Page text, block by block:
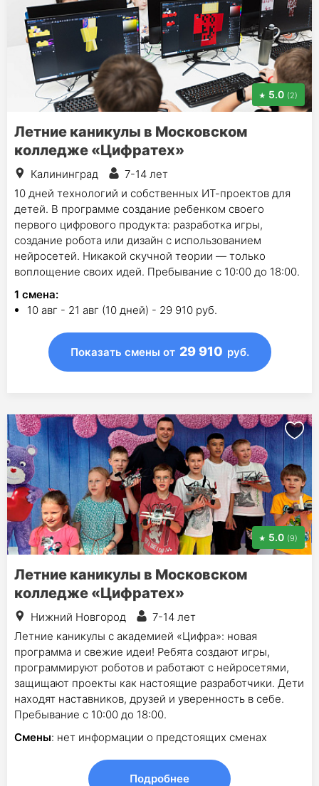
5.0 (2)
Летние каникулы в Московском
колледже «Цифратех»
Калининград
7-14 лет
10 дней технологий и собственных ИТ-проектов для
детей. В программе создание ребенком своего
первого цифрового продукта: разработка игры,
создание робота или дизайн с использованием
нейросетей. Никакой скучной теории — только
воплощение своих идей. Пребывание с 10:00 до 18:00.
1 смена:
10 авг - 21 авг (10 дней) - 29 910 руб.
Показать смены от 29 910 руб.
5.0 (9)
Летние каникулы в Московском
колледже «Цифратех»
Нижний Новгород
7-14 лет
Летние каникулы с академией «Цифра»: новая
программа и свежие идеи! Ребята создают игры,
программируют роботов и работают с нейросетями,
защищают проекты как настоящие разработчики. Дети
находят наставников, друзей и уверенность в себе.
Пребывание с 10:00 до 18:00.
Смены: нет информации о предстоящих сменах
Подробнее